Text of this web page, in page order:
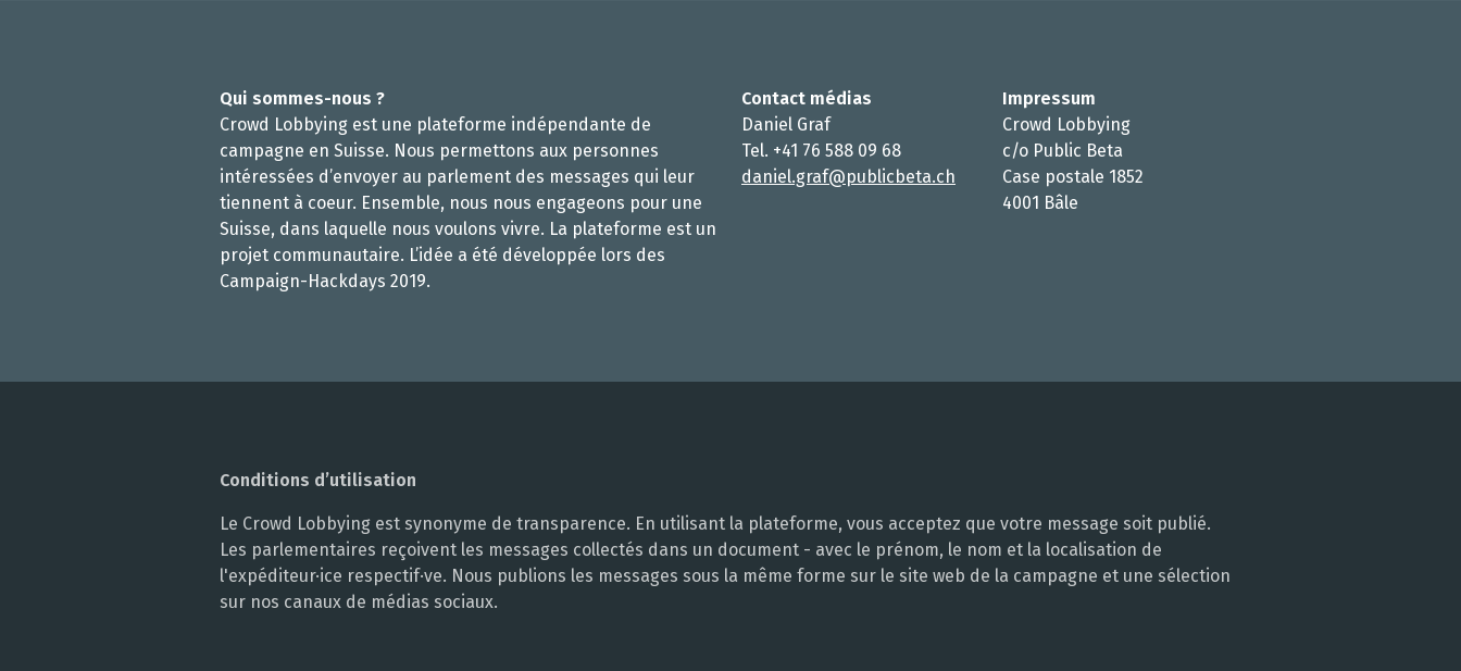
Qui sommes-nous ?
Crowd Lobbying est une plateforme indépendante de
campagne en Suisse. Nous permettons aux personnes
intéressées d’envoyer au parlement des messages qui leur
tiennent à coeur. Ensemble, nous nous engageons pour une
Suisse, dans laquelle nous voulons vivre. La plateforme est un
projet communautaire. L’idée a été développée lors des
Campaign-Hackdays 2019.
Contact médias
Daniel Graf
Tel. +41 76 588 09 68
daniel.graf@publicbeta.ch
Impressum
Crowd Lobbying
c/o Public Beta
Case postale 1852
4001 Bâle
Conditions d’utilisation
Le Crowd Lobbying est synonyme de transparence. En utilisant la plateforme, vous acceptez que votre message soit publié.
Les parlementaires reçoivent les messages collectés dans un document - avec le prénom, le nom et la localisation de
l'expéditeur·ice respectif·ve. Nous publions les messages sous la même forme sur le site web de la campagne et une sélection
sur nos canaux de médias sociaux.